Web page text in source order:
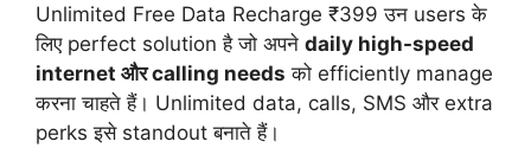
Unlimited Free Data Recharge ₹399 उन users के
लिए perfect solution है जो अपने daily high-speed
internet और calling needs को efficiently manage
करना चाहते हैं। Unlimited data, calls, SMS और extra
perks इसे standout बनाते हैं।